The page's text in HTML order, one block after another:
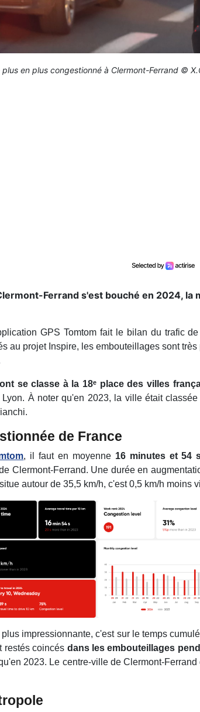
en plus congestionné à Clermont-Ferrand ©
Ferrand s'est bouché en 2024, la
GPS Tomtom fait le bilan du trafic
au projet Inspire, les embouteillages sont
se classe à la 18ᵉ place des villes
À noter qu'en 2023, la ville était
de France
, il faut en moyenne 16 minutes et 54
Clermont-Ferrand. Une durée en
autour de 35,5 km/h, c'est 0,5 km/h moins
impressionnante, c'est sur le temps
restés coincés dans les embouteillages
2023. Le centre-ville de Clermont-